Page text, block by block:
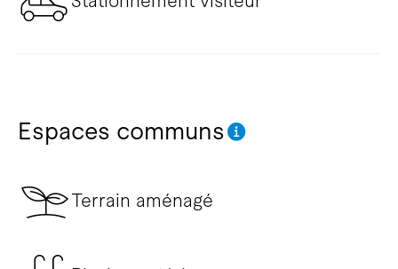
Espaces communs
Terrain aménagé